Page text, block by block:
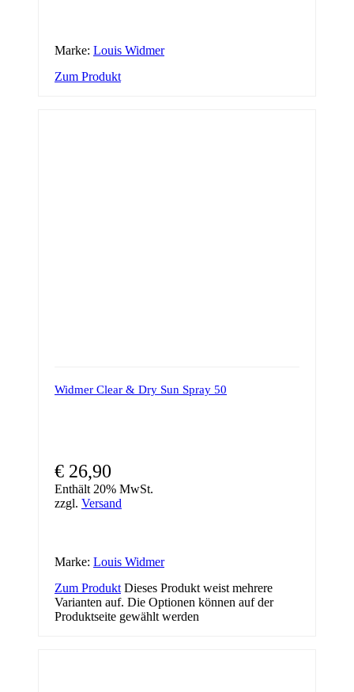
Marke: Louis Widmer
Zum Produkt
Widmer Clear & Dry Sun Spray 50
€ 26,90
Enthält 20% MwSt.
zzgl. Versand
Marke: Louis Widmer
Zum Produkt Dieses Produkt weist mehrere
Varianten auf. Die Optionen können auf der
Produktseite gewählt werden